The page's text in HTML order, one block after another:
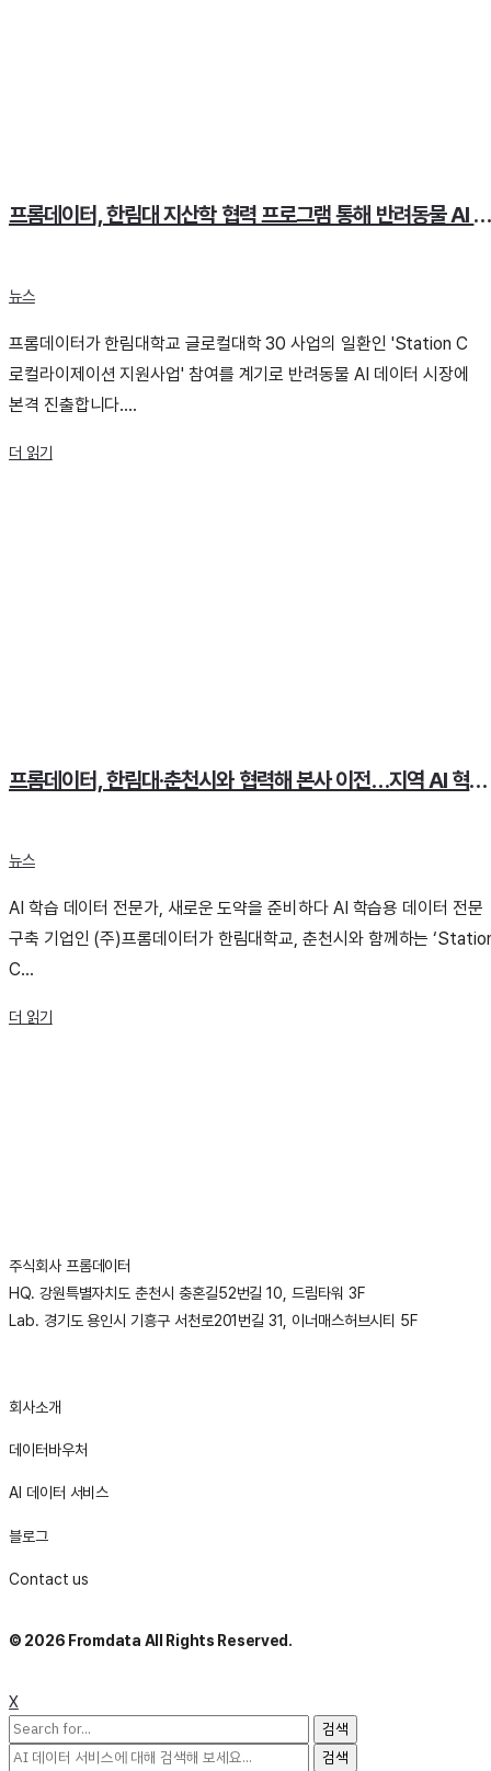
프롬데이터, 한림대 지산학 협력 프로그램 통해
뉴스
프롬데이터가 한림대학교 글로컬대학 30 사업의 일환인 'Station C
로컬라이제이션 지원사업' 참여를 계기로 반려동물 AI 데이터 시장에
본격 진출합니다....
더 읽기
프롬데이터, 한림대·춘천시와 협력해 본사 이전…지역 AI 혁신 거점 구축 기여
뉴스
AI 학습 데이터 전문가, 새로운 도약을 준비하다 AI 학습용 데이터 전문
구축 기업인 (주)프롬데이터가 한림대학교, 춘천시와 함께하는
C...
더 읽기
주식회사 프롬데이터
HQ. 강원특별자치도 춘천시 충혼길52번길 10, 드림타워 3F
Lab. 경기도 용인시 기흥구 서천로201번길 31, 이너매스허브시티 5F
회사소개
데이터바우처
AI 데이터 서비스
블로그
Contact us
© 2026 Fromdata All Rights Reserved.
X
다음을
검색:
다음을